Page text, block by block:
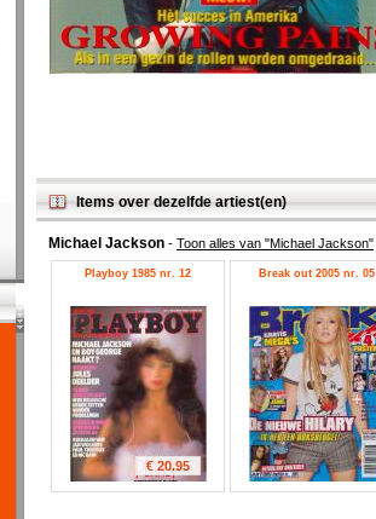
Items over dezelfde artiest(en)
Michael Jackson - Toon alles van "Michael Jackson"
Playboy 1985 nr. 12
€ 20.95
Break out 2005 nr. 05